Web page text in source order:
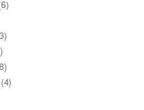
(4)